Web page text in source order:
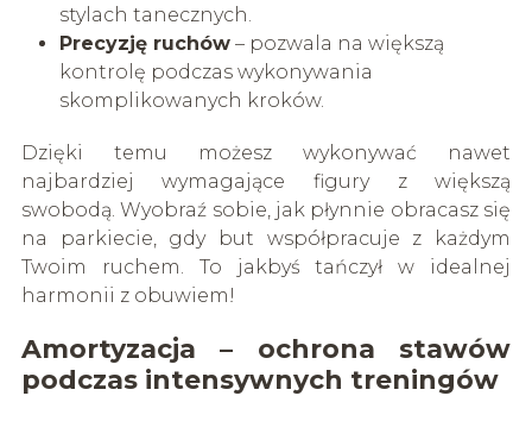
stylach tanecznych.
Precyzję ruchów– pozwala na większą
kontrolę podczas wykonywania
skomplikowanych kroków.
Dzięki temu możesz wykonywać nawet
najbardziej wymagające figury z większą
swobodą. Wyobraź sobie, jak płynnie obracasz się
na parkiecie, gdy but współpracuje z każdym
Twoim ruchem. To jakbyś tańczył w idealnej
harmonii z obuwiem!
Amortyzacja – ochrona stawów
podczas intensywnych treningów